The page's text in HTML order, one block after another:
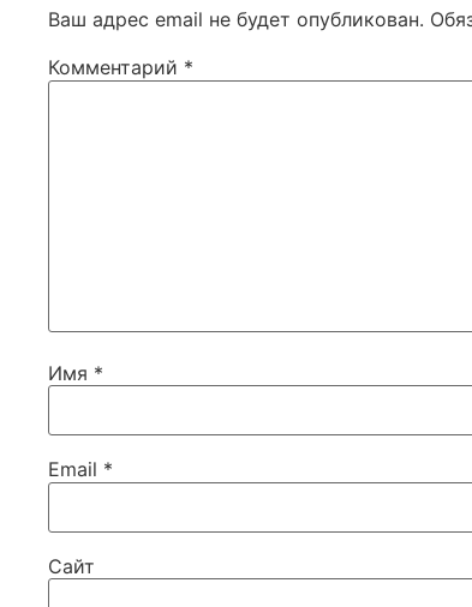
Ваш адрес email не будет опубликован.
Комментарий *
Имя *
Email *
Сайт